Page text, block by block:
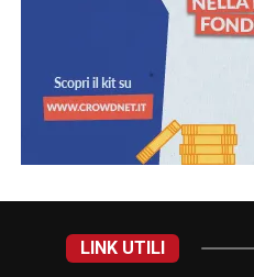
LINK UTILI